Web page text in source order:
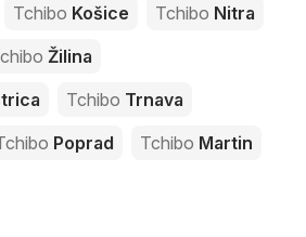
Tchibo Košice Tchibo Nitra
Žilina
Tchibo Trnava
Poprad Tchibo Martin